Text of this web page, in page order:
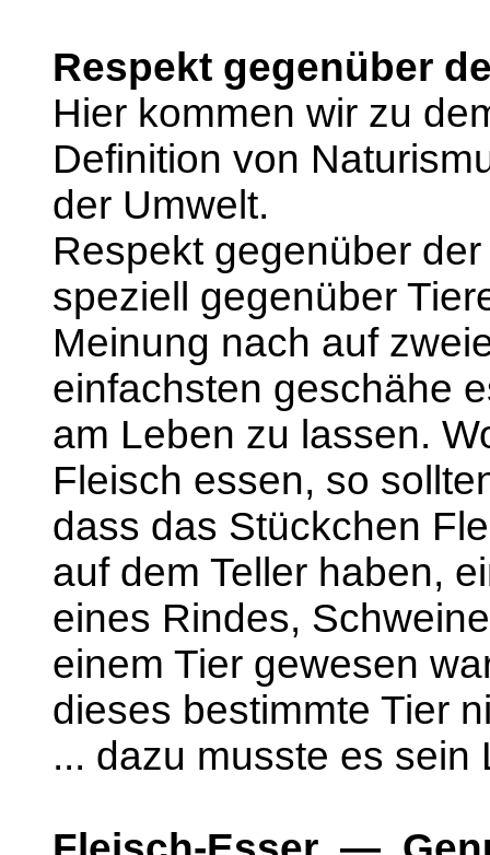
Respekt gegenüber
Hier kommen wir zu
Definition von
der Umwelt.
Respekt gegenüber
speziell gegenüber
Meinung nach auf
einfachsten geschähe
am Leben zu lassen.
Fleisch essen, so
dass das Stückchen
auf dem Teller haben,
eines Rindes,
einem Tier gewesen
dieses bestimmte Tier
... dazu musste es sein